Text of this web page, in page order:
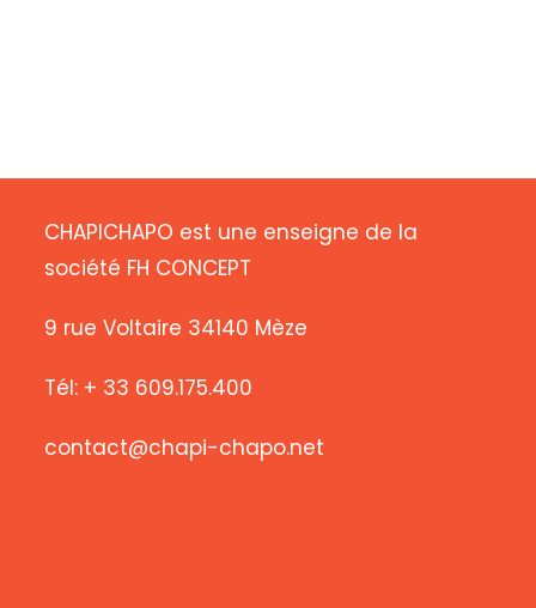
CHAPICHAPO est une enseigne de la
société FH CONCEPT
9 rue Voltaire 34140 Mèze
Tél: + 33 609.175.400
contact@chapi-chapo.net